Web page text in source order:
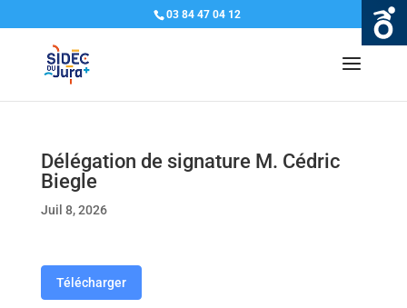
03 84 47 04 12
Délégation de signature M. Cédric
Biegle
Juil 8, 2026
Télécharger